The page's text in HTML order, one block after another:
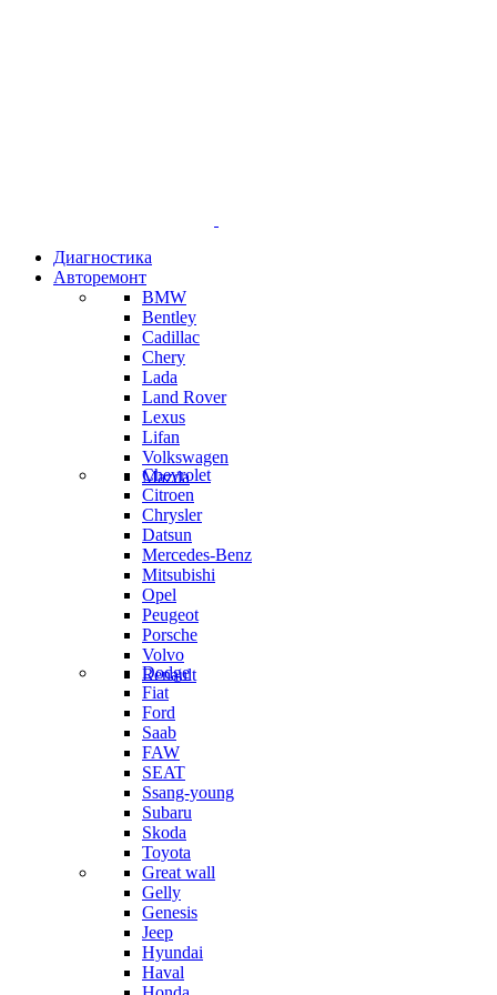
Диагностика
Авторемонт
BMW
Bentley
Cadillac
Chery
Lada
Land Rover
Lexus
Lifan
Volkswagen
Mazda
Chevrolet
Citroen
Chrysler
Datsun
Mercedes-Benz
Mitsubishi
Opel
Peugeot
Porsche
Volvo
Renault
Dodge
Fiat
Ford
Saab
FAW
SEAT
Ssang-young
Subaru
Skoda
Toyota
Great wall
Gelly
Genesis
Jeep
Hyundai
Haval